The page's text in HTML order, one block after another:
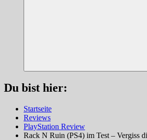
Suchen
Du bist hier:
Startseite
Reviews
PlayStation Review
Rack N Ruin (PS4) im Test – Vergiss